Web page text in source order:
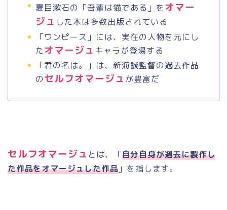
夏目漱石の「吾輩は猫である」を オマー
ジュ した本は多数出版されている
「ワンピース」には、実在の人物を元にし
たオマージュ キャラが登場する
「君の名は。」は、新海誠監督の過去作品
のセルフオマージュ が豊富だ
セルフオマージュ とは、「自分自身が過去に製作し
た作品をオマージュした作品 」を指します。